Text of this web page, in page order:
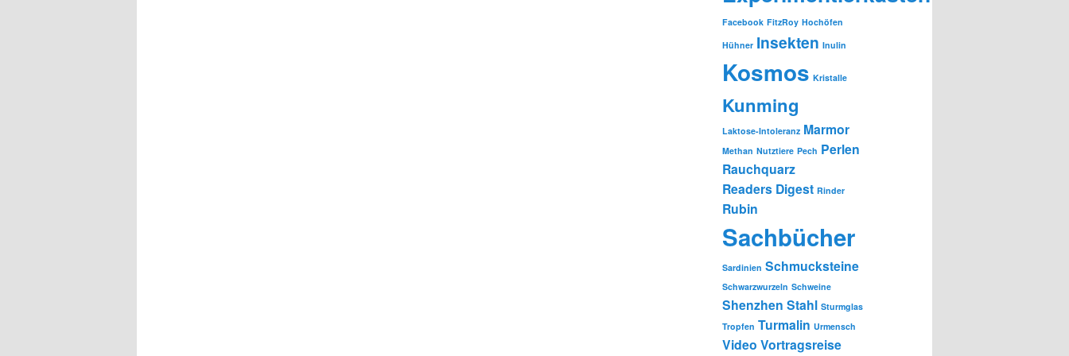
Facebook FitzRoy Hochöfen
Hühner Insekten Inulin
Kosmos Kristalle
Kunming
Laktose-Intoleranz Marmor
Methan Nutztiere Pech Perlen
Rauchquarz
Readers Digest Rinder
Rubin
Sachbücher
Sardinien Schmucksteine
Schwarzwurzeln Schweine
Shenzhen Stahl Sturmglas
Tropfen Turmalin Urmensch
Video Vortragsreise